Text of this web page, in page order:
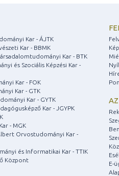
Kar - ÁJTK
Kar - BBMK
Kar - BTK
és Szociális Képzési Kar -
Kar - FOK
Kar - GTK
Kar - GYTK
Kar - JGYPK
- MGK
Orvostudományi Kar -
és Informatikai Kar - TTIK
Központ
E-